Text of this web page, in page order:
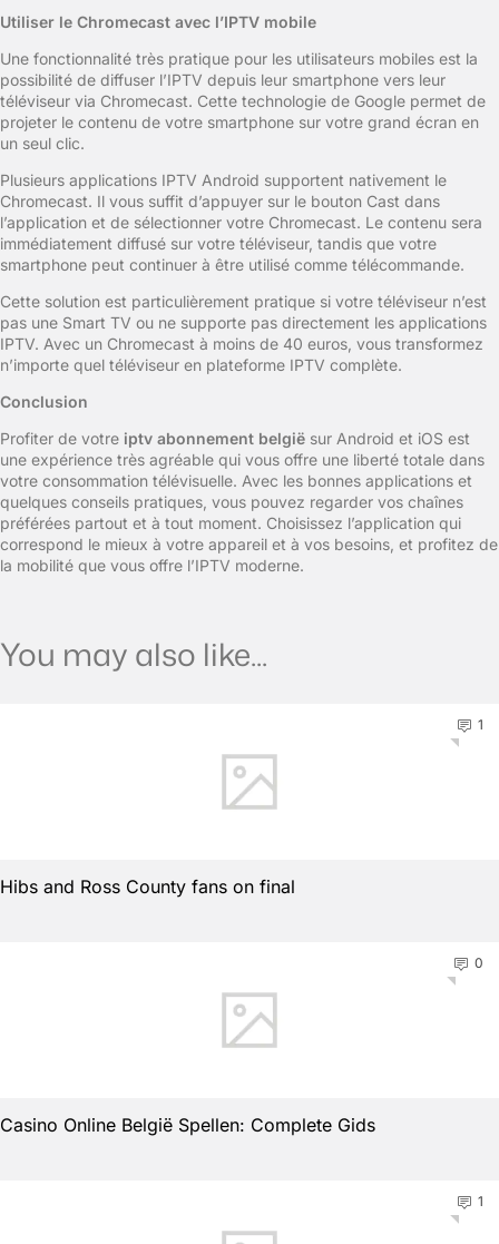
Utiliser le Chromecast avec l’IPTV mobile
Une fonctionnalité très pratique pour les utilisateurs mobiles est la
possibilité de diffuser l’IPTV depuis leur smartphone vers leur
téléviseur via Chromecast. Cette technologie de Google permet de
projeter le contenu de votre smartphone sur votre grand écran en
un seul clic.
Plusieurs applications IPTV Android supportent nativement le
Chromecast. Il vous suffit d’appuyer sur le bouton Cast dans
l’application et de sélectionner votre Chromecast. Le contenu sera
immédiatement diffusé sur votre téléviseur, tandis que votre
smartphone peut continuer à être utilisé comme télécommande.
Cette solution est particulièrement pratique si votre téléviseur n’est
pas une Smart TV ou ne supporte pas directement les applications
IPTV. Avec un Chromecast à moins de 40 euros, vous transformez
n’importe quel téléviseur en plateforme IPTV complète.
Conclusion
Profiter de votre iptv abonnement belgië sur Android et iOS est
une expérience très agréable qui vous offre une liberté totale dans
votre consommation télévisuelle. Avec les bonnes applications et
quelques conseils pratiques, vous pouvez regarder vos chaînes
préférées partout et à tout moment. Choisissez l’application qui
correspond le mieux à votre appareil et à vos besoins, et profitez de
la mobilité que vous offre l’IPTV moderne.
You may also like...
1
Hibs and Ross County fans on final
0
Casino Online België Spellen: Complete Gids
1